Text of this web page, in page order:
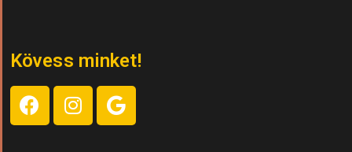
Kövess minket!